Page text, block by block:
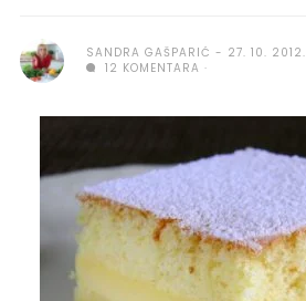
SANDRA GAŠPARIĆ
27. 10. 2012.
12 KOMENTARA